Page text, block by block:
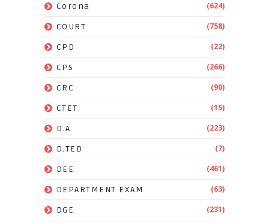
Corona (624)
COURT (758)
CPD (22)
CPS (266)
CRC (90)
CTET (15)
D.A (223)
D.TED (7)
DEE (461)
DEPARTMENT EXAM (63)
DGE (231)